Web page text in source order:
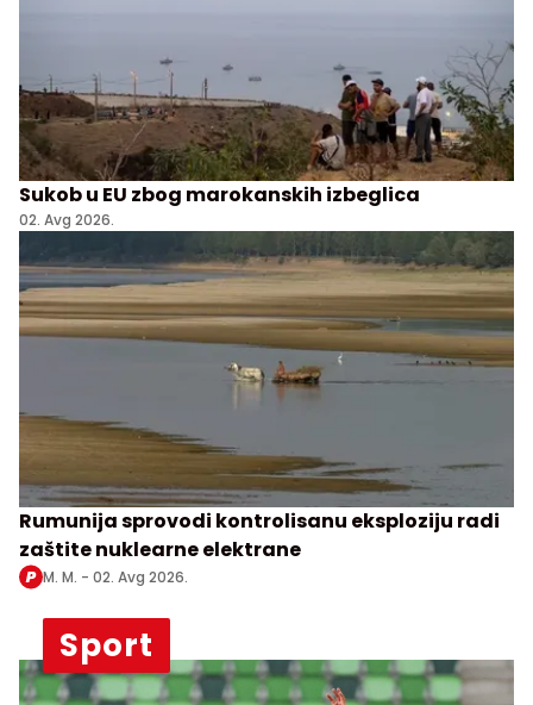
Sukob u EU zbog marokanskih izbeglica
02. Avg 2026.
Rumunija sprovodi kontrolisanu eksploziju radi
zaštite nuklearne elektrane
M. M. - 02. Avg 2026.
Sport